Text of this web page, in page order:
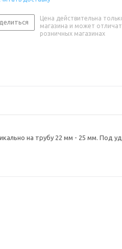
Цена действительна
магазина и может
розничных магазинах
на трубу 22 мм - 25 мм. Под